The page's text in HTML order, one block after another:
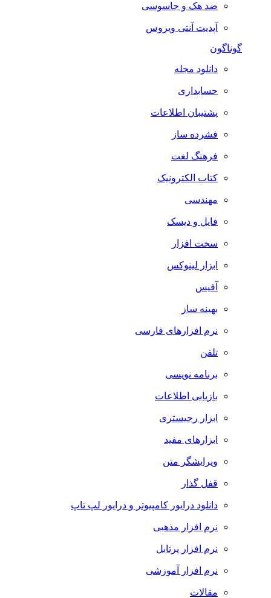
ضد هک و جاسوسی
آپدیت آنتی ویروس
گوناگون
دانلود مجله
حسابداری
پشتیبان اطلاعات
فشرده ساز
فرهنگ لغت
کتاب الکترونیک
مهندسی
فایل و دیسک
سخت افزار
ابزار لینوکس
آفیس
بهینه ساز
نرم افزارهای فارسی
تلفن
برنامه نویسی
بازیابی اطلاعات
ابزار رجیستری
ابزارهای مفید
ویرایشگر متن
قفل گذار
دانلود درایور کامپیوتر و درایور لپ تاپ
نرم افزار مذهبی
نرم افزار پرتابل
نرم افزار آموزشی
مقالات